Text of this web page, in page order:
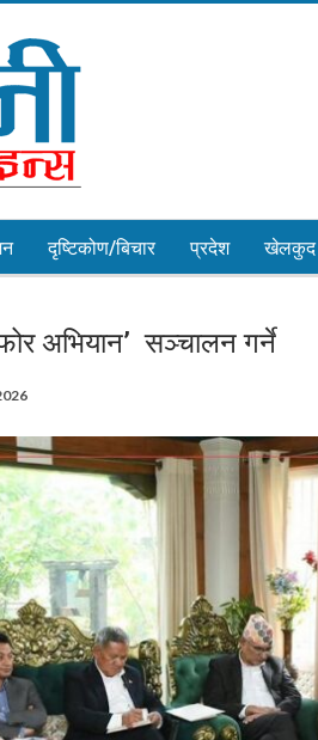
दृष्टिकोण/बिचार प्रदेश खेलकुद
अभियान’ सञ्चालन गर्ने